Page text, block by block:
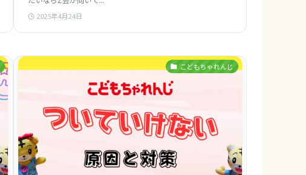
2025年4月24日
こどもちゃれんじ